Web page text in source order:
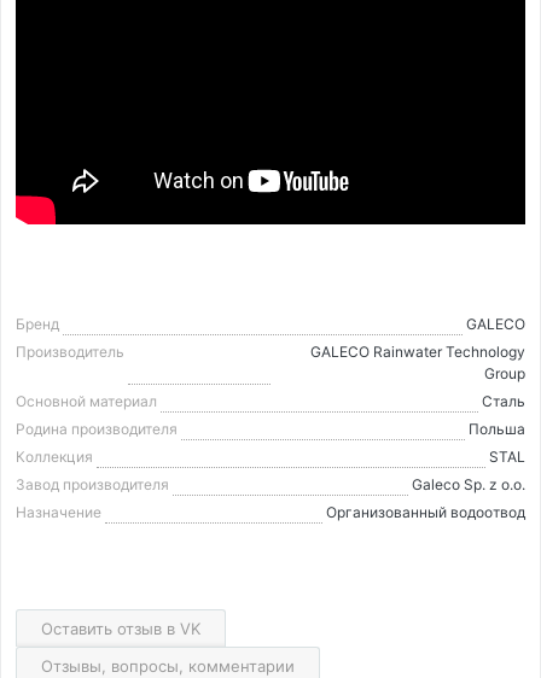
Бренд
GALECO
Производитель
GALECO Rainwater Technology
Group
Основной материал
Сталь
Родина производителя
Польша
Коллекция
STAL
Завод производителя
Galeco Sp. z o.o.
Назначение
Организованный водоотвод
Оставить отзыв в VK
Отзывы, вопросы, комментарии